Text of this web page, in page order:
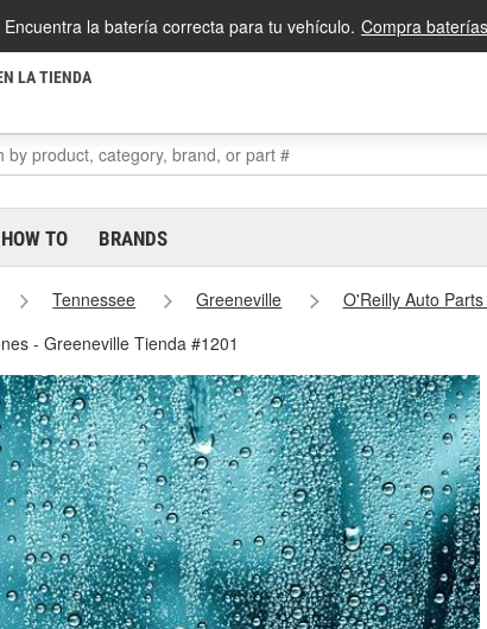
Encuentra la batería correcta para tu vehículo. Compra
LA TIENDA
HOW TO BRANDS
Tennessee Greeneville
O'Reilly Auto
- Greeneville Tienda #1201